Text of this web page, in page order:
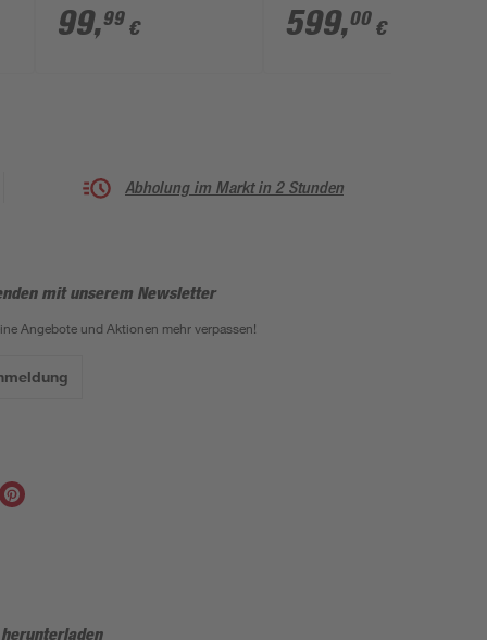
38,5 cm mit Brett und
Korb
99,99 €
grau/eichefarben mit
Spüle und
599,00 €
Abholung im Markt in 2 Stunden
mit unserem Newsletter
Angebote und Aktionen mehr verpassen!